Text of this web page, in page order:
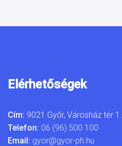
Elérhetőségek
Cím: 9021 Győr, Városház tér 1.
Telefon: 06 (96) 500 100
Email: gyor@gyor-ph.hu